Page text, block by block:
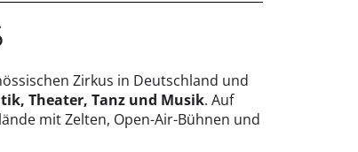
Zirkus in Deutschland und
Theater, Tanz und Musik. Auf
mit Zelten, Open-Air-Bühnen und